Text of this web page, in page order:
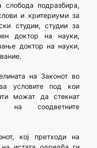
подразбира,
и критериуми за
студии, студии за
доктор на науки,
доктор на науки,
на Законот во
условите под кои
можат да стекнат
на соодветните
кој претходи на